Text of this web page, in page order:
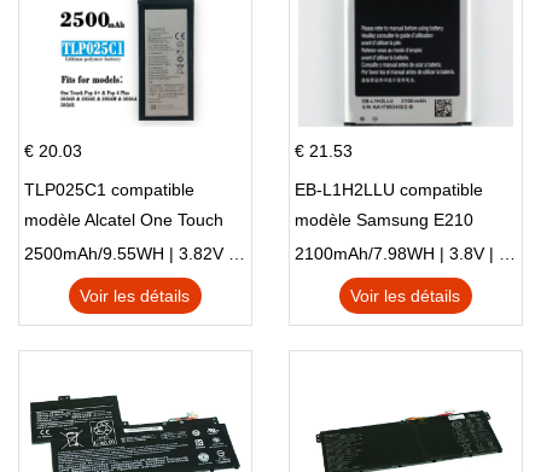
€ 20.03
TLP025C1 compatible
modèle Alcatel One Touch
Pop 4 Plus OT-5056D
2500mAh/9.55WH | 3.82V | Li-ion ...
Voir les détails
€ 21.53
EB-L1H2LLU compatible
modèle Samsung E210
E210K i939
2100mAh/7.98WH | 3.8V | Li-ion ...
Voir les détails